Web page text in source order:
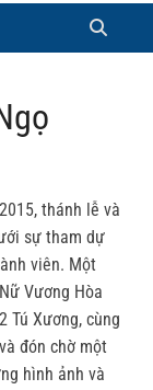
thánh lễ và
sự tham dự
viên. Một
Vương Hòa
Tú Xương, cùng
đón chờ một
hình ảnh và